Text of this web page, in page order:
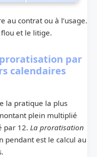
au contrat ou à l’usage.
et le litige.
par
calendaires
la pratique la plus
plein multiplié
par 12. La proratisation
pendant est le calcul au